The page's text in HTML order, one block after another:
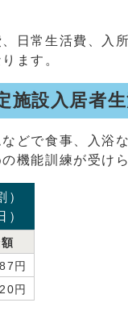
日常生活費、入
ます。
施設入居者
どで食事、入浴
機能訓練が受けら
）
）
円
円